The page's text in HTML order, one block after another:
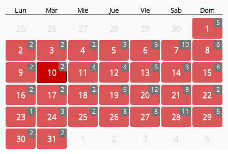
Lun Mar Mie Jue Vie Sab Dom
25 26 27 28 29 30 1 5
2 2 3 2 4 2 5 3 6 5 7 10 8 6
9 2 10
2
11 4 12 4 13 5 14 3 15 8
16 2 17 2 18 2 19 5 2012 21 8 22 2
23 1 24 3 25 2 26 8 27 8 2811 29 5
30 2 31 2 1 2 3 4 5